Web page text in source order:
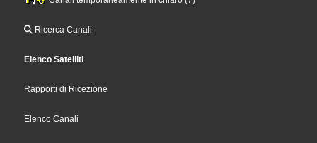
Ricerca Canali
Elenco Satelliti
Rapporti di Ricezione
Elenco Canali